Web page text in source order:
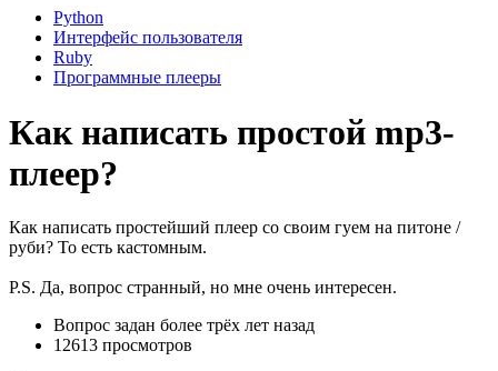
Python
Интерфейс пользователя
Ruby
Программные плееры
Как написать простой mp3-
плеер?
Как написать простейший плеер со своим гуем на питоне /
руби? То есть кастомным.
P.S. Да, вопрос странный, но мне очень интересен.
Вопрос задан более трёх лет назад
12613 просмотров